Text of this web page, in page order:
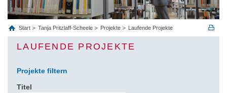
Start Tanja Pritzlaff-Scheele Projekte Laufende Projekte
LAUFENDE PROJEKTE
Projekte filtern
Titel